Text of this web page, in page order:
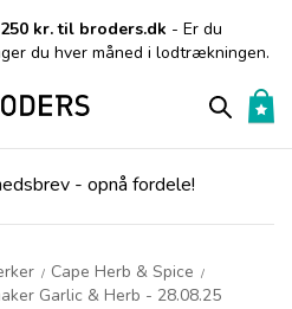
kr. til broders.dk - Er du
du hver måned i lodtrækningen.
- opnå fordele!
/ Cape Herb & Spice /
Garlic & Herb - 28.08.25